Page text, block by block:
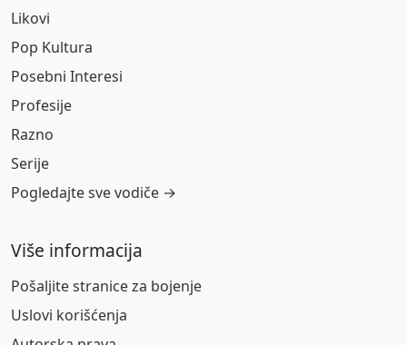
Likovi
Pop Kultura
Posebni Interesi
Profesije
Razno
Serije
Pogledajte sve vodiče →
Više informacija
Pošaljite stranice za bojenje
Uslovi korišćenja